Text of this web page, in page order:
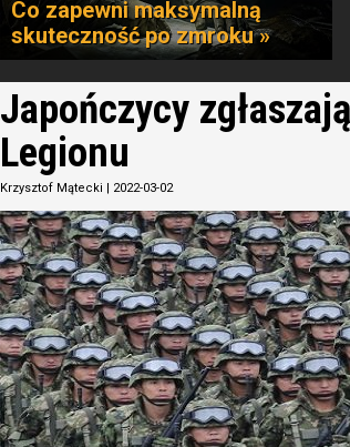
Co zapewni maksymalną
skuteczność po zmroku »
Japończycy
Legionu
Krzysztof Mątecki | 2022-03-02